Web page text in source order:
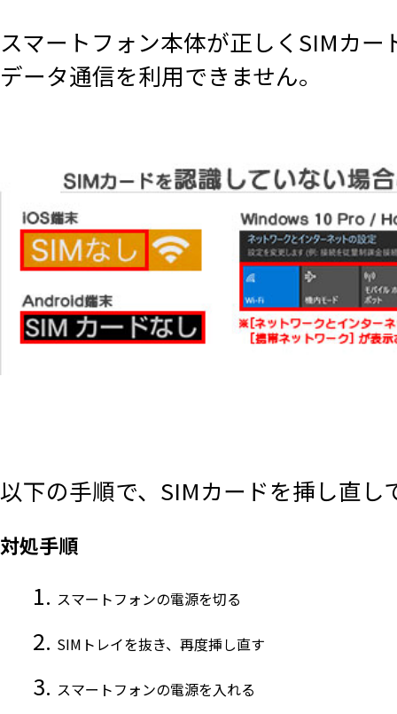
スマートフォン本体が正しくSIMカ
データ通信を利用できません。
以下の手順で、SIMカードを挿し直し
対処手順
スマートフォンの電源を切る
SIMトレイを抜き、再度挿し直す
スマートフォンの電源を入れる